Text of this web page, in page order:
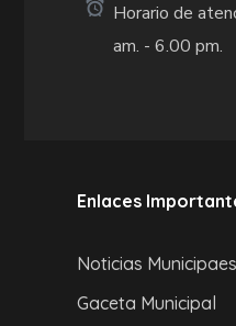
Horario de
am. - 6.00 pm.
Enlaces
Noticias Municipaes
Gaceta Municipal